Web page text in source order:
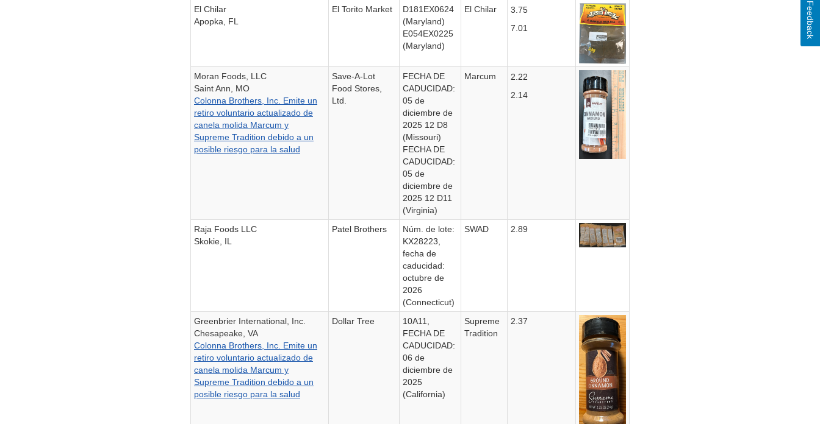
El Chilar
Apopka, FL
El Torito Market
D181EX0624
(Maryland)
E054EX0225
(Maryland)
El Chilar
3.75
7.01
Moran Foods, LLC
Saint Ann, MO
Colonna Brothers, Inc. Emite un
retiro voluntario actualizado de
canela molida Marcum y
Supreme Tradition debido a un
posible riesgo para la salud
Save-A-Lot
Food Stores,
Ltd.
FECHA DE
CADUCIDAD:
05 de
diciembre de
2025 12 D8
(Missouri)
FECHA DE
CADUCIDAD:
05 de
diciembre de
2025 12 D11
(Virginia)
Marcum
2.22
2.14
Raja Foods LLC
Skokie, IL
Patel Brothers
Núm. de lote:
KX28223,
fecha de
caducidad:
octubre de
2026
(Connecticut)
SWAD 2.89
Greenbrier International, Inc.
Chesapeake, VA
Colonna Brothers, Inc. Emite un
retiro voluntario actualizado de
canela molida Marcum y
Supreme Tradition debido a un
posible riesgo para la salud
Dollar Tree
10A11,
FECHA DE
CADUCIDAD:
06 de
diciembre de
2025
(California)
Supreme
Tradition
2.37
Feedback